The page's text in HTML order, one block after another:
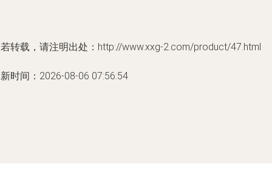
转载，请注明出处：http://www.xxg-2.com/product/47.html
时间：2026-08-06 07:56:54